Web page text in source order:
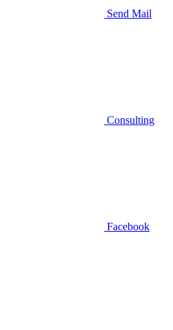
Send Mail
Consulting
Facebook